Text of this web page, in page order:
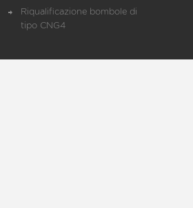
Riqualificazione bombole di
tipo CNG4